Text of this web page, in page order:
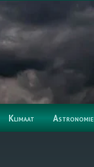
Klimaat Astronomie